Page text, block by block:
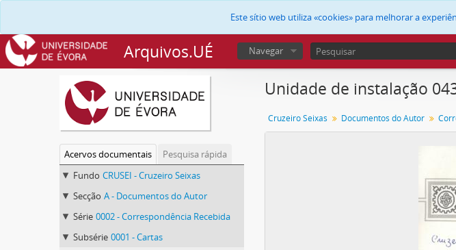
Este sítio web utiliza «cookies» para melhorar a
Arquivos.UÉ Navegar
Acervos documentais
Pesquisa rápida
Fundo CRUSEI - Cruzeiro Seixas
Secção A - Documentos do Autor
Série 0002 - Correspondência Recebida
Subsérie 0001 - Cartas
Unidade de instalação
Cruzeiro Seixas Documentos do Autor